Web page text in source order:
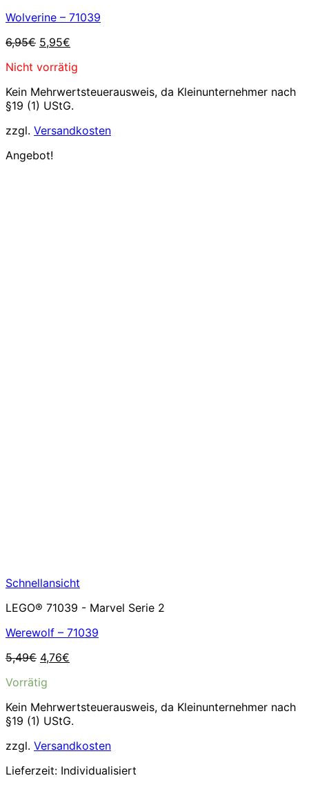
Wolverine – 71039
6,95€ Ursprünglicher
war:
5,95€
ist:
Nicht vorrätig
Kein Mehrwertsteuerausweis, da Kleinunternehmer nach
§19 (1) UStG.
zzgl. Versandkosten
Angebot!
Schnellansicht
LEGO® 71039 - Marvel Serie 2
Werewolf – 71039
5,49€ Ursprünglicher
war:
4,76€
Vorrätig
Kein Mehrwertsteuerausweis, da Kleinunternehmer nach
§19 (1) UStG.
zzgl. Versandkosten
Lieferzeit: Individualisiert